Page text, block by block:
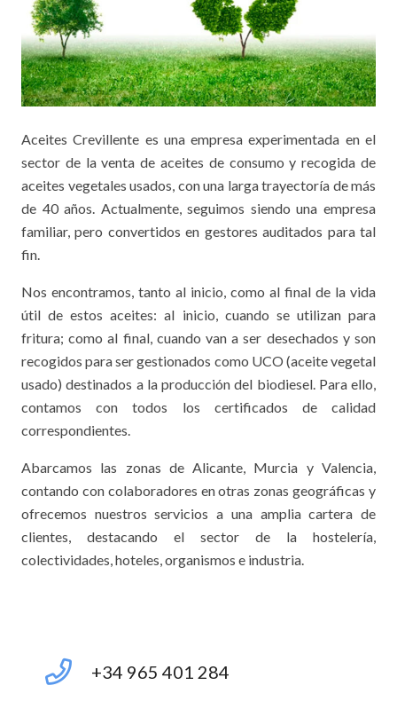
Aceites Crevillente es una empresa experimentada en el
sector de la venta de aceites de consumo y recogida de
aceites vegetales usados, con una larga trayectoría de más
de 40 años. Actualmente, seguimos siendo una empresa
familiar, pero convertidos en gestores auditados para tal
fin.
Nos encontramos, tanto al inicio, como al final de la vida
útil de estos aceites: al inicio, cuando se utilizan para
fritura; como al final, cuando van a ser desechados y son
recogidos para ser gestionados como UCO (aceite vegetal
usado) destinados a la producción del biodiesel. Para ello,
contamos con todos los certificados de calidad
correspondientes.
Abarcamos las zonas de Alicante, Murcia y Valencia,
contando con colaboradores en otras zonas geográficas y
ofrecemos nuestros servicios a una amplia cartera de
clientes, destacando el sector de la hostelería,
colectividades, hoteles, organismos e industria.
+34 965 401 284